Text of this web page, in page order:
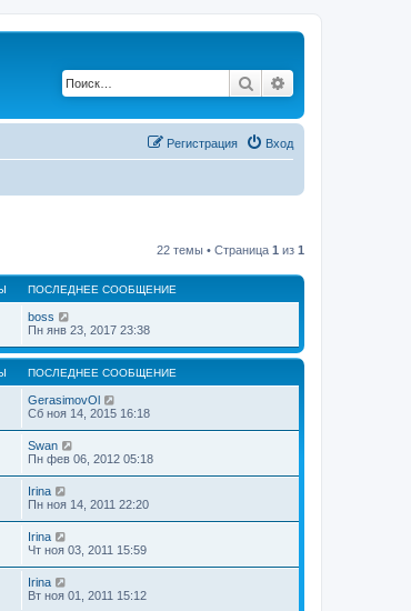
Поиск
Вход
Регистрация
22 темы • Страница 1 из 1
ПОСЛЕДНЕЕ СООБЩЕНИЕ
boss
Пн янв 23, 2017 23:38
ПОСЛЕДНЕЕ СООБЩЕНИЕ
GerasimovOl
Сб ноя 14, 2015 16:18
Swan
Пн фев 06, 2012 05:18
Irina
Пн ноя 14, 2011 22:20
Irina
Чт ноя 03, 2011 15:59
Irina
Вт ноя 01, 2011 15:12